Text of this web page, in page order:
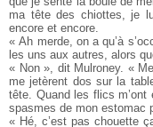
ma tête des chiottes, je
encore et encore.
« Ah merde, on a qu’à
les uns aux autres, alors
« Non », dit Mulroney. «
me jetèrent dos sur la
tête. Quand les flics m’ont
spasmes de mon estomac
« Hé, c’est pas chouette